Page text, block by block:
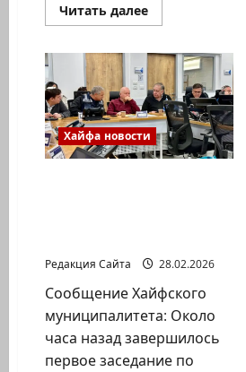
Читать далееПрочитать
больше
ХАЙФЫ
ИНФОРМИРУЕТ!
Хайфа новости
Редакция Сайта 28.02.2026
Сообщение Хайфского
муниципалитета: Около
часа назад завершилось
первое заседание по